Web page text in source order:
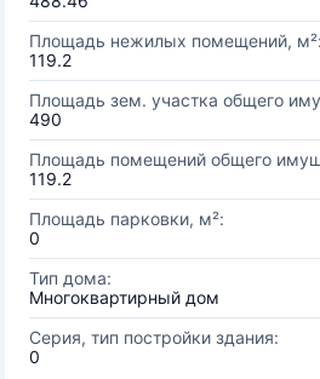
Площадь нежилых помещений, м²:
119.2
Площадь зем. участка общего
490
Площадь помещений общего
119.2
Площадь парковки, м²:
0
Тип дома:
Многоквартирный дом
Серия, тип постройки здания:
0